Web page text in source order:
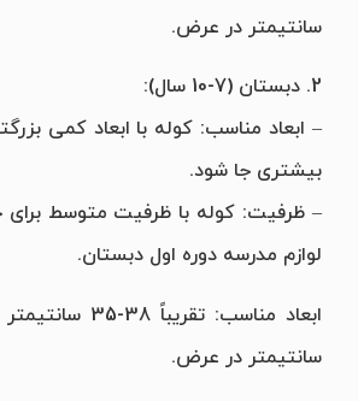
سانتیمتر در عرض.
2. دبستان (7-10 سال):
– ابعاد مناسب: کوله با ابعاد کمی
بیشتری جا شود.
– ظرفیت: کوله با ظرفیت متوسط برای
لوازم مدرسه دوره اول دبستان.
سانتیمتر در عرض.